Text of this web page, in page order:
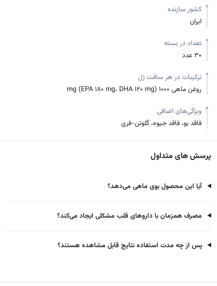
کشور سازنده
ایران
تعداد در بسته
۳۰ عدد
ترکیبات در هر سافت ژل
روغن ماهی ۱۰۰۰ mg (EPA ۱۸۰ mg، DHA ۱۲۰ mg)
ویژگی‌های اضافی
فاقد بو، فاقد جیوه، گلوتن-فری
پرسش های متداول
آیا این محصول بوی ماهی می‌دهد؟
مصرف همزمان با داروهای قلب مشکلی ایجاد می‌کند؟
پس از چه مدت استفاده نتایج قابل مشاهده هستند؟